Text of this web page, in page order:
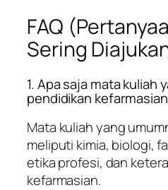
FAQ
Sering
1. Apa saja mata kuliah
pendidikan
Mata kuliah yang
meliputi kimia, biologi,
etika profesi, dan
kefarmasian.